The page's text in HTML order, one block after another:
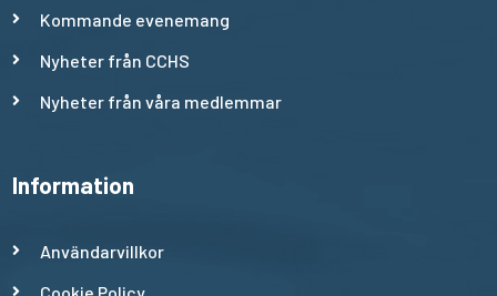
Kommande evenemang
Nyheter från CCHS
Nyheter från våra medlemmar
Information
Användarvillkor
Cookie Policy